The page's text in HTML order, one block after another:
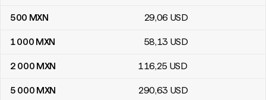
500 MXN 29,06 USD
1 000 MXN 58,13 USD
2 000 MXN 116,25 USD
5 000 MXN 290,63 USD